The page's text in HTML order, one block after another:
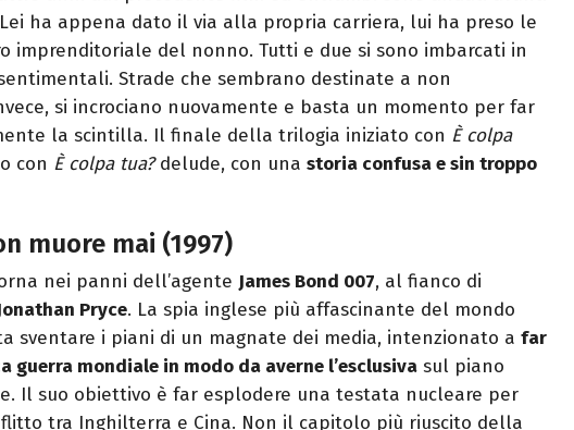
ha appena dato il via alla propria carriera, lui ha preso le
imprenditoriale del nonno. Tutti e due si sono imbarcati in
Strade che sembrano destinate a non
si incrociano nuovamente e basta un momento per far
la scintilla. Il finale della trilogia iniziato con È colpa
con È colpa tua?delude, con una storia confusa e sin troppo
muore mai (1997)
nei panni dell’agente James Bond 007, al fianco di
Pryce. La spia inglese più affascinante del mondo
sventare i piani di un magnate dei media, intenzionato a far
guerra mondiale in modo da averne l’esclusiva sul piano
Il suo obiettivo è far esplodere una testata nucleare per
tra Inghilterra e Cina. Non il capitolo più riuscito della